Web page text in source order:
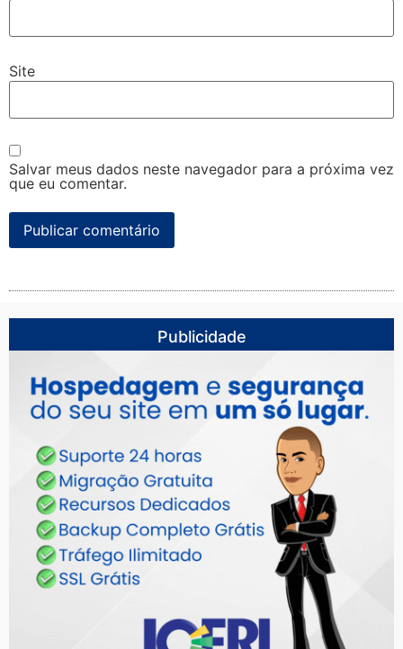
Site
Salvar meus dados neste navegador para a próxima vez
que eu comentar.
Publicidade